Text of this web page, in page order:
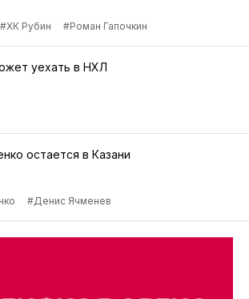
#ХК Рубин #Роман Гапочкин
уехать в НХЛ
остается в Казани
#Денис Ячменев